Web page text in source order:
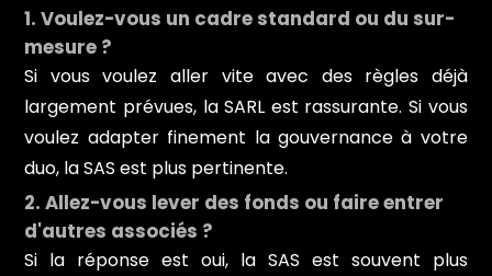
1. Voulez-vous un cadre standard ou du sur-
mesure ?
Si vous voulez aller vite avec des règles déjà
largement prévues, la SARL est rassurante. Si vous
voulez adapter finement la gouvernance à votre
duo, la SAS est plus pertinente.
2. Allez-vous lever des fonds ou faire entrer
d'autres associés ?
Si la réponse est oui, la SAS est souvent plus